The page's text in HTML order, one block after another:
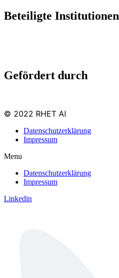
Beteiligte Institutionen
Gefördert durch
© 2022 RHET AI
Datenschutzerklärung
Impressum
Menu
Datenschutzerklärung
Impressum
Linkedin